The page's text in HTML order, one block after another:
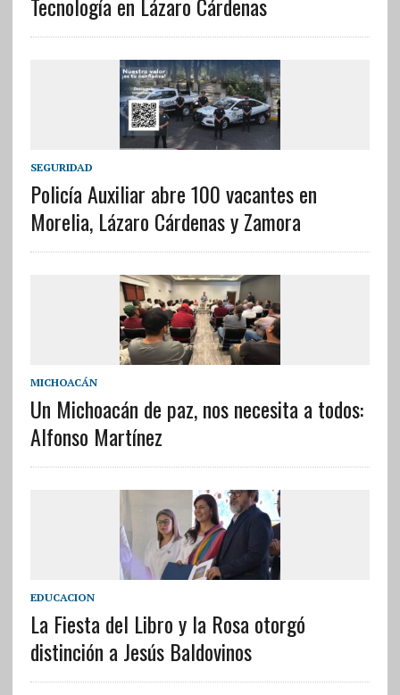
SEGURIDAD
Policía Auxiliar abre 100 vacantes en
Morelia, Lázaro Cárdenas y Zamora
MICHOACÁN
Un Michoacán de paz, nos necesita a todos:
Alfonso Martínez
EDUCACION
La Fiesta del Libro y la Rosa otorgó
distinción a Jesús Baldovinos